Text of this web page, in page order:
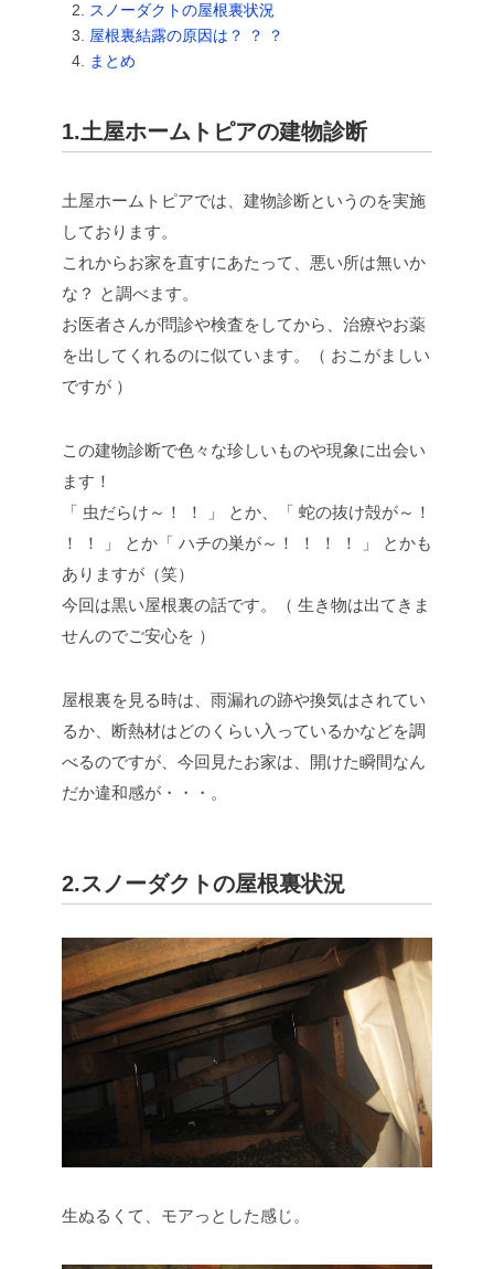
スノーダクトの屋根裏状況
屋根裏結露の原因は？ ？ ？
まとめ
1.土屋ホームトピアの建物診断
土屋ホームトピアでは、建物診断というのを実施
しております。
これからお家を直すにあたって、悪い所は無いか
な？ と調べます。
お医者さんが問診や検査をしてから、治療やお薬
を出してくれるのに似ています。（ おこがましい
ですが ）
この建物診断で色々な珍しいものや現象に出会い
ます！
「 虫だらけ～！ ！ 」 とか、「 蛇の抜け殻が～！
！ ！ 」 とか「 ハチの巣が～！ ！ ！ ！ 」 とかも
ありますが（笑）
今回は黒い屋根裏の話です。（ 生き物は出てきま
せんのでご安心を ）
屋根裏を見る時は、雨漏れの跡や換気はされてい
るか、断熱材はどのくらい入っているかなどを調
べるのですが、今回見たお家は、開けた瞬間なん
だか違和感が・・・。
2.スノーダクトの屋根裏状況
生ぬるくて、モアっとした感じ。